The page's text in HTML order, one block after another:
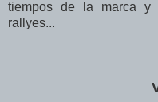
tiempos de la marca y
rallyes...